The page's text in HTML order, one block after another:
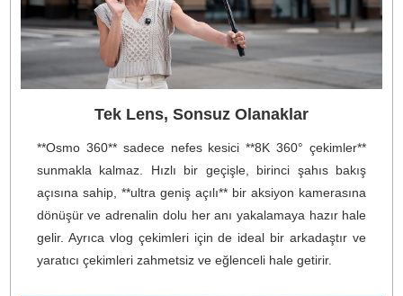
120 MP 360° Fotoğraf
Tek bir tuşla gerçek dünyayı 360° olarak
**Osmo 360**, 120 megapiksel (16K) çözünürlükte
net 360° fotoğraflar** çekmenizi sağlar, keskin
ve geniş bir görüş alanını ortaya çıkarır. Her
içine girin ve şimdiye kadarki en gerçekçi
yaşayın.